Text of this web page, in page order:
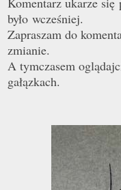
było wcześniej.
Zapraszam do
zmianie.
A tymczasem
gałązkach.